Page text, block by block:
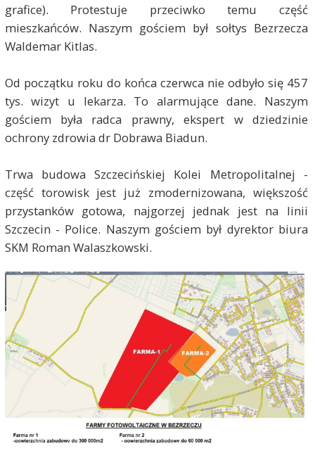
grafice). Protestuje przeciwko temu część
mieszkańców. Naszym gościem był sołtys Bezrzecza
Waldemar Kitlas.
Od początku roku do końca czerwca nie odbyło się 457
tys. wizyt u lekarza. To alarmujące dane. Naszym
gościem była radca prawny, ekspert w dziedzinie
ochrony zdrowia dr Dobrawa Biadun.
Trwa budowa Szczecińskiej Kolei Metropolitalnej -
część torowisk jest już zmodernizowana, większość
przystanków gotowa, najgorzej jednak jest na linii
Szczecin - Police. Naszym gościem był dyrektor biura
SKM Roman Walaszkowski.